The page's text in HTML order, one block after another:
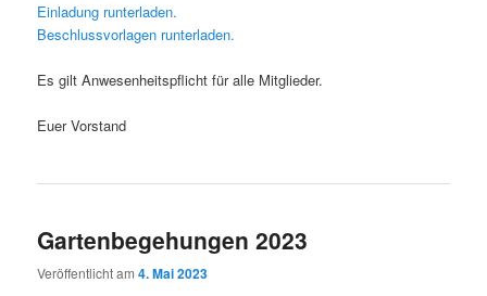
Einladung runterladen.
Beschlussvorlagen runterladen.
Es gilt Anwesenheitspflicht für alle Mitglieder.
Euer Vorstand
Gartenbegehungen 2023
Veröffentlicht am4. Mai 2023